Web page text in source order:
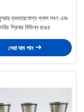
ব্যবহারযোগ্য গ্লাস লবণ এবং
মরিচ গ্রিনার বিভিন্ন রঙের
সেরা দাম পান